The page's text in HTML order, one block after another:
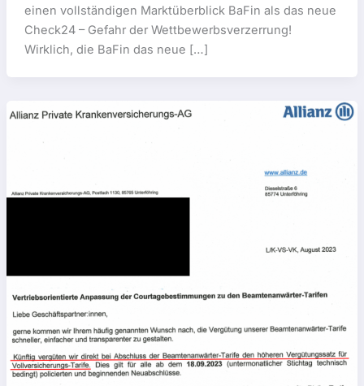
einen vollständigen Marktüberblick BaFin als das neue
Check24 – Gefahr der Wettbewerbsverzerrung!
Wirklich, die BaFin das neue […]